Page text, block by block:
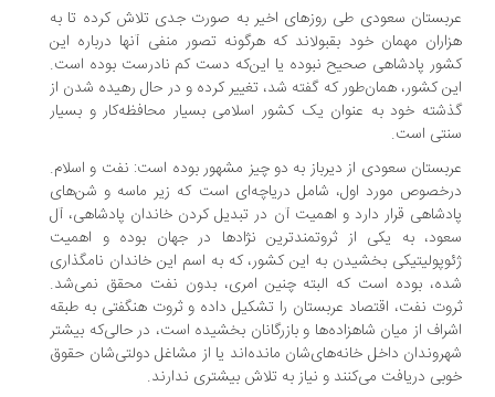
سعودی طی روزهای اخیر به صورت جدی تلاش کرده تا به
مهمان خود بقبولاند که هرگونه تصور منفی آنها درباره این
پادشاهی صحیح نبوده یا این‌که دست کم نادرست بوده‌ است.
کشور، همان‌طور که گفته شد، تغییر کرده و در حال رهیده شدن از
خود به عنوان یک کشور اسلامی بسیار محافظه‌کار و بسیار
است.
سعودی از دیرباز به دو چیز مشهور بوده است: نفت و اسلام.
مورد اول، شامل دریاچه‌ای است که زیر ماسه‌ و شن‌های
قرار دارد و اهمیت آن در تبدیل کردن خاندان پادشاهی، آل
به یکی از ثروتمندترین نژادها در جهان بوده و اهمیت
بخشیدن به این کشور، که به اسم این خاندان نامگذاری
بوده است که البته چنین امری، بدون نفت محقق نمی‌شد.
نفت، اقتصاد عربستان را تشکیل داده و ثروت هنگفتی به طبقه
از میان شاهزاده‌ها و بازرگانان بخشیده است، در حالی‌که بیشتر
داخل خانه‌های‌شان مانده‌اند یا از مشاغل‌ دولتی‌شان حقوق
دریافت می‌کنند و نیاز به تلاش بیشتری ندارند.